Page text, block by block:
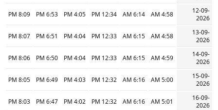
12-09-
2026
4:58 AM
6:14 AM
12:34 PM
4:05 PM
6:53 PM
8:09 PM
13-09-
2026
4:58 AM
6:15 AM
12:33 PM
4:04 PM
6:51 PM
8:07 PM
14-09-
2026
4:59 AM
6:15 AM
12:33 PM
4:04 PM
6:50 PM
8:06 PM
15-09-
2026
5:00 AM
6:16 AM
12:32 PM
4:03 PM
6:49 PM
8:05 PM
16-09-
2026
5:01 AM
6:16 AM
12:32 PM
4:02 PM
6:47 PM
8:03 PM